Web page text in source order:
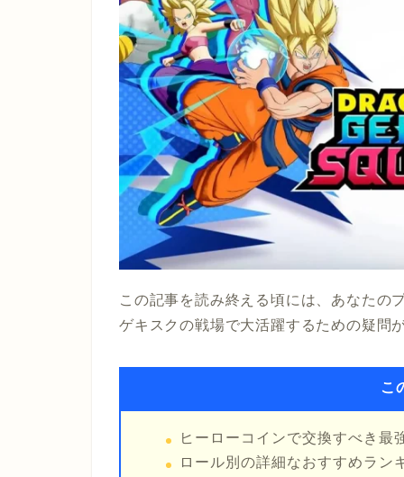
この記事を読み終える頃には、あなたの
ゲキスクの戦場で大活躍するための疑問
こ
ヒーローコインで交換すべき最
ロール別の詳細なおすすめラン